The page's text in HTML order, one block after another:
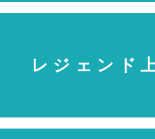
レジェンド